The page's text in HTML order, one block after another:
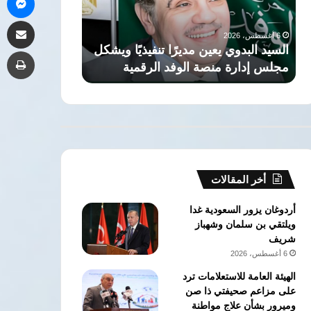
صلاح
لطرابزون
سبور
يجسد
الروابط
العميقة
السفير التركي بالقاهرة: انتقال محمد
صلاح لطرابزون سبور يجسد الروابط
العميقة بين الشعبين
أسبوع
د.أيمن نور
أسبوع لـ
عن تمثاله
أخر المقالات
أردوغان يزور السعودية غدا
ويلتقي بن سلمان وشهباز
شريف
6 أغسطس، 2026
الهيئة العامة للاستعلامات ترد
على مزاعم صحيفتي ذا صن
وميرور بشأن علاج مواطنة